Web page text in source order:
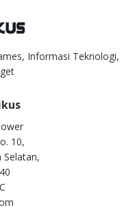
Informasi Teknologi,
10,
Selatan,